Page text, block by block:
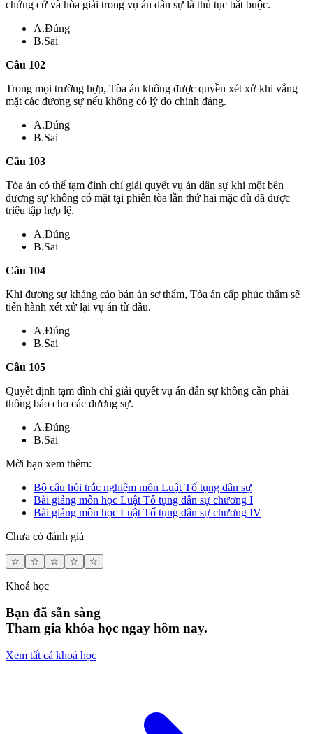
chứng cứ và hòa giải trong vụ án dân sự là thủ tục bắt buộc.
A.Đúng
B.Sai
Câu 102
Trong mọi trường hợp, Tòa án không được quyền xét xử khi vắng
mặt các đương sự nếu không có lý do chính đáng.
A.Đúng
B.Sai
Câu 103
Tòa án có thể tạm đình chỉ giải quyết vụ án dân sự khi một bên
đương sự không có mặt tại phiên tòa lần thứ hai mặc dù đã được
triệu tập hợp lệ.
A.Đúng
B.Sai
Câu 104
Khi đương sự kháng cáo bản án sơ thẩm, Tòa án cấp phúc thẩm sẽ
tiến hành xét xử lại vụ án từ đầu.
A.Đúng
B.Sai
Câu 105
Quyết định tạm đình chỉ giải quyết vụ án dân sự không cần phải
thông báo cho các đương sự.
A.Đúng
B.Sai
Mời bạn xem thêm:
Bộ câu hỏi trắc nghiệm môn Luật Tố tụng dân sự
Bài giảng môn học Luật Tố tụng dân sự chương I
Bài giảng môn học Luật Tố tụng dân sự chương IV
Chưa có đánh giá
☆ ☆ ☆ ☆ ☆
Khoá học
Bạn đã sẵn sàng
Tham gia khóa học ngay hôm nay.
Xem tất cả khoá học